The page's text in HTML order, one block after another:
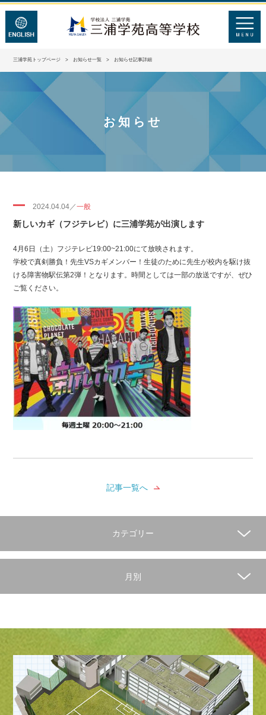
三浦学苑トップページ >お知らせ一覧 > お知らせ記事詳細
お知らせ
2024.04.04／一般
新しいカギ（フジテレビ）に三浦学苑が出演します
4月6日（土）フジテレビ19:00~21:00にて放映されます。
学校で真剣勝負！先生VSカギメンバー！生徒のために先生が校内を駆け抜
ける障害物駅伝第2弾！となります。時間としては一部の放送ですが、ぜひ
ご覧ください。
記事一覧へ
カテゴリー
月別